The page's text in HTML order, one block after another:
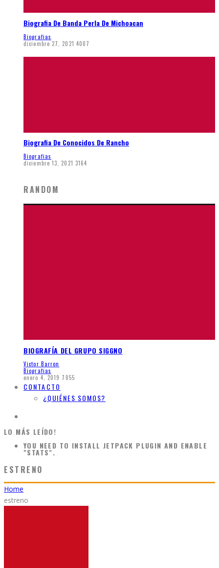
Biografia De Banda Perla De Michoacan
Biografias
diciembre 27, 2021 4007
Biografia De Conocidos De Rancho
Biografias
diciembre 13, 2021 3164
RANDOM
BIOGRAFÍA DEL GRUPO SIGGNO
Victor Barron
Biografias
enero 4, 2019 7055
CONTACTO
¿QUIÉNES SOMOS?
LO MÁS LEÍDO!
YOU NEED TO INSTALL JETPACK PLUGIN AND ENABLE
"STATS".
ESTRENO
Home
estreno